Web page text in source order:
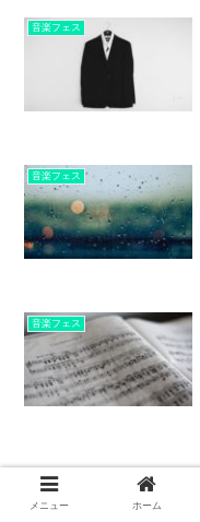
音楽フェス
音楽フェス
音楽フェス
音楽フェス
メニュー ホーム